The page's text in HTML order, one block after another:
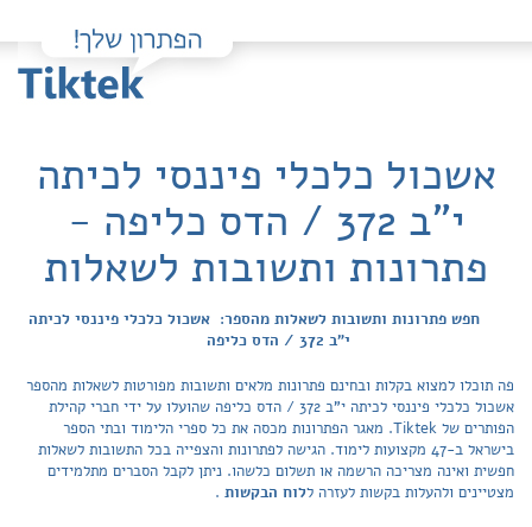
אשכול כלכלי פיננסי לכיתה
י"ב 372 / הדס כליפה -
פתרונות ותשובות לשאלות
חפש פתרונות ותשובות לשאלות מהספר: אשכול כלכלי פיננסי לכיתה
י"ב 372 / הדס כליפה
פה תוכלו למצוא בקלות ובחינם פתרונות מלאים ותשובות מפורטות לשאלות מהספר
אשכול כלכלי פיננסי לכיתה י"ב 372 / הדס כליפה שהועלו על ידי חברי קהילת
הפותרים של Tiktek. מאגר הפתרונות מכסה את כל ספרי הלימוד ובתי הספר
בישראל ב-47 מקצועות לימוד. הגישה לפתרונות והצפייה בכל התשובות לשאלות
חפשית ואינה מצריכה הרשמה או תשלום כלשהו. ניתן לקבל הסברים מתלמידים
מצטיינים ולהעלות בקשות לעזרה ללוח הבקשות .